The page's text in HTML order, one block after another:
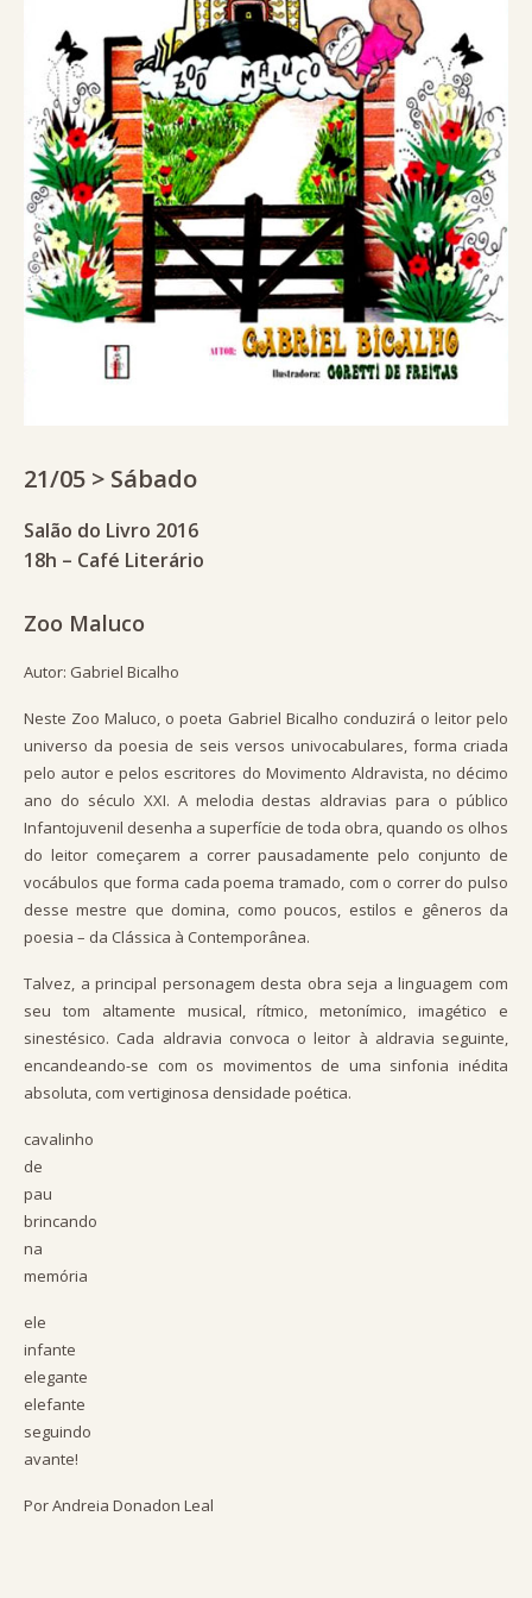
21/05 > Sábado
Salão do Livro 2016
18h – Café Literário
Zoo Maluco
Autor: Gabriel Bicalho
Neste Zoo Maluco, o poeta Gabriel Bicalho conduzirá o leitor pelo
universo da poesia de seis versos univocabulares, forma criada
pelo autor e pelos escritores do Movimento Aldravista, no décimo
ano do século XXI. A melodia destas aldravias para o público
Infantojuvenil desenha a superfície de toda obra, quando os olhos
do leitor começarem a correr pausadamente pelo conjunto de
vocábulos que forma cada poema tramado, com o correr do pulso
desse mestre que domina, como poucos, estilos e gêneros da
poesia – da Clássica à Contemporânea.
Talvez, a principal personagem desta obra seja a linguagem com
seu tom altamente musical, rítmico, metonímico, imagético e
sinestésico. Cada aldravia convoca o leitor à aldravia seguinte,
encandeando-se com os movimentos de uma sinfonia inédita
absoluta, com vertiginosa densidade poética.
cavalinho
de
pau
brincando
na
memória
ele
infante
elegante
elefante
seguindo
avante!
Por Andreia Donadon Leal